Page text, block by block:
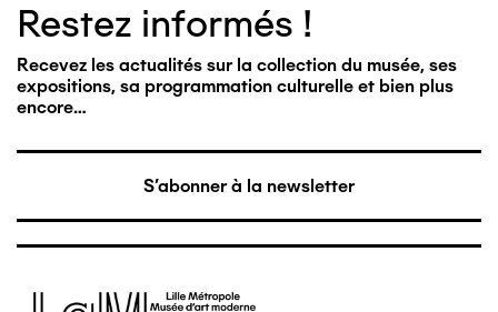
Restez informés !
Recevez les actualités sur la collection du musée, ses
expositions, sa programmation culturelle et bien plus
encore…
S'abonner à la newsletter
Image